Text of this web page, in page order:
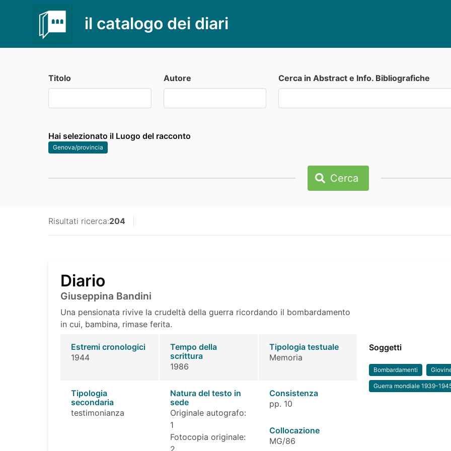
il catalogo dei diari
Titolo Autore Cerca in Abstract e Info. Bibliografiche
Hai selezionato il Luogo del racconto
Genova/provincia
Cerca
Risultati ricerca:204
Diario
Giuseppina Bandini
Una pensionata rivive la crudeltà della guerra ricordando il bombardamento
in cui, bambina, rimase ferita.
Estremi cronologici
1944
Tempo della
scrittura
1986
Tipologia testuale
Memoria
Tipologia
secondaria
testimonianza
Natura del testo in
sede
Originale autografo:
1
Fotocopia originale:
2
Consistenza
pp. 10
Collocazione
MG/86
Soggetti
Bombardamenti
Guerra mondiale 1939-